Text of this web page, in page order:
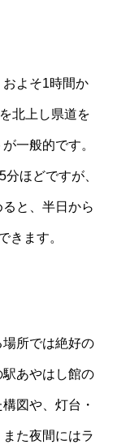
よそ1時間か
北上し県道を
一般的です。
ほどですが、
と、半日から
きます。
所では絶好の
あやはし館の
図や、灯台・
た夜間にはラ